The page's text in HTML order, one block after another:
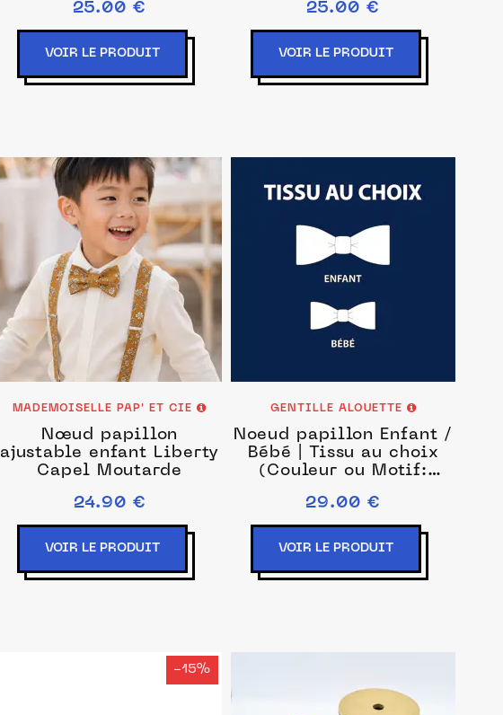
25.00 €
VOIR LE PRODUIT
25.00 €
VOIR LE PRODUIT
MADEMOISELLE PAP' ET CIE
Nœud papillon
ajustable enfant Liberty
Capel Moutarde
24.90 €
VOIR LE PRODUIT
GENTILLE ALOUETTE
Noeud papillon Enfant /
Bébé | Tissu au choix
(Couleur ou Motif:
Dimensions: Enfant : 1 -
8 ans)
29.00 €
VOIR LE PRODUIT
-15%